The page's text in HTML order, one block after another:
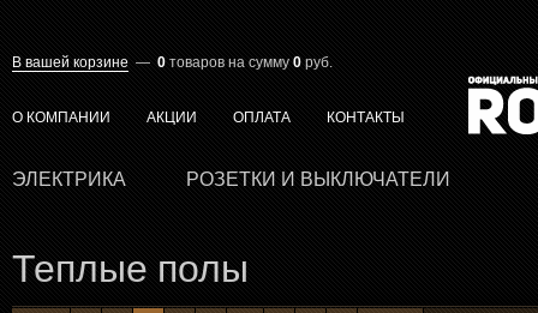
В вашей корзине — 0 товаров на сумму 0 руб.
О КОМПАНИИ АКЦИИ ОПЛАТА КОНТАКТЫ
ЭЛЕКТРИКА РОЗЕТКИ И ВЫКЛЮЧАТЕЛИ
Теплые полы